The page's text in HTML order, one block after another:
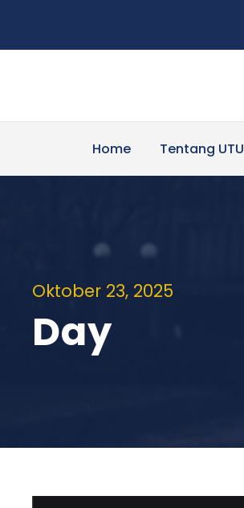
Home Tentang UTU
Oktober 23, 2025
Day